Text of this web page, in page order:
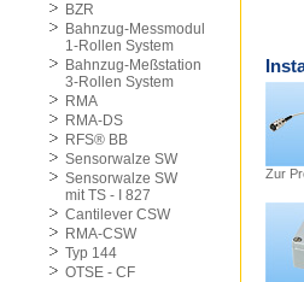
BZR
Bahnzug-Messmodul
1-Rollen System
Bahnzug-Meßstation
3-Rollen System
RMA
RMA-DS
RFS® BB
Sensorwalze SW
Sensorwalze SW
mit TS - I 827
Cantilever CSW
RMA-CSW
Typ 144
OTSE - CF
Zur